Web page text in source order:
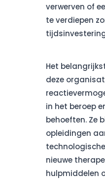
verwerven of
te verdiepen
Het
deze
in het beroep
behoeften. Ze
opleidingen
nieuwe
hulpmiddelen